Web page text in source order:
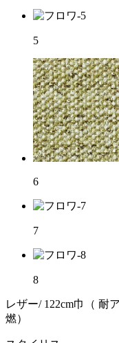
5
6
7
8
レザー/ 122cm巾（ 耐
燃）